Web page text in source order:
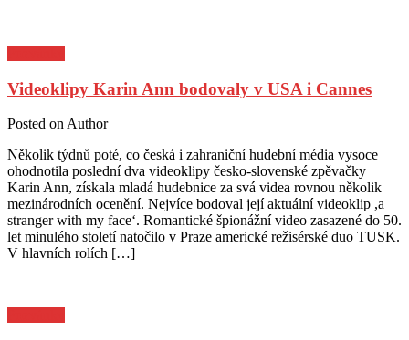
Videoklipy Karin Ann bodovaly v USA i Cannes
Posted onAuthor
Několik týdnů poté, co česká i zahraniční hudební média vysoce
ohodnotila poslední dva videoklipy česko-slovenské zpěvačky
Karin Ann, získala mladá hudebnice za svá videa rovnou několik
mezinárodních ocenění. Nejvíce bodoval její aktuální videoklip ,a
stranger with my face‘. Romantické špionážní video zasazené do 50.
let minulého století natočilo v Praze americké režisérské duo TUSK.
V hlavních rolích […]